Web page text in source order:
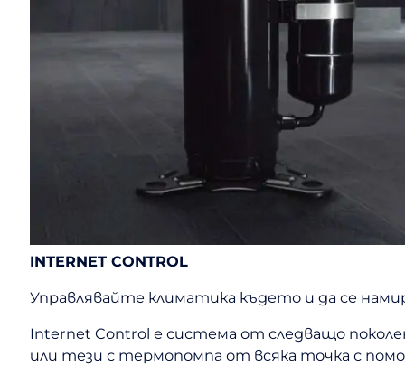
INTERNET CONTROL
Управлявайте климатика където и да се
Internet Control е система от следващо
или тези с термопомпа от всяка точка с